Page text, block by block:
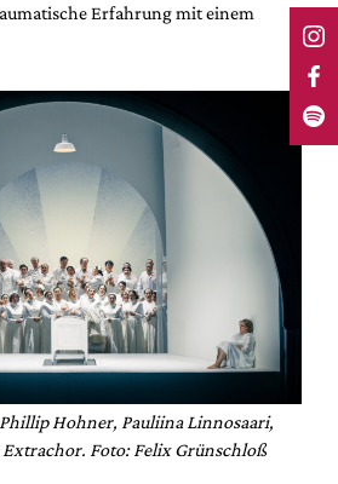
Erfahrung mit einem
Hohner, Pauliina Linnosaari,
Foto: Felix Grünschloß